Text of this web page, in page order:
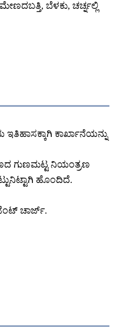
ಬೆಳಕು, ಚರ್ಚ್ನಲ್ಲಿ
ಕಾರ್ಖಾನೆಯನ್ನು
ಗುಣಮಟ್ಟ ನಿಯಂತ್ರಣ
ಹೊಂದಿದೆ.
ಚಾರ್ಜ್.